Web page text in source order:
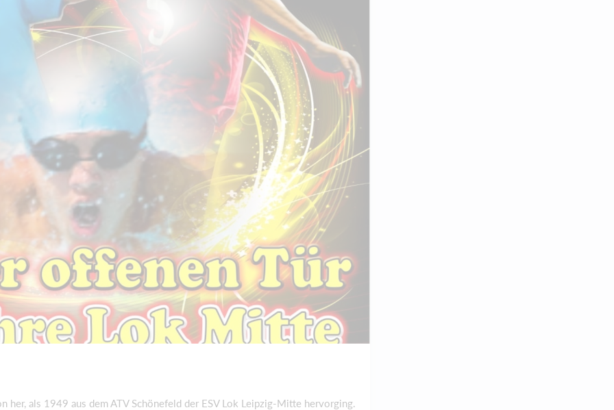
her, als 1949 aus dem ATV Schönefeld der ESV Lok Leipzig-Mitte hervorging.